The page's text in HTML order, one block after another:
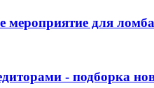
мероприятие для
- подборка